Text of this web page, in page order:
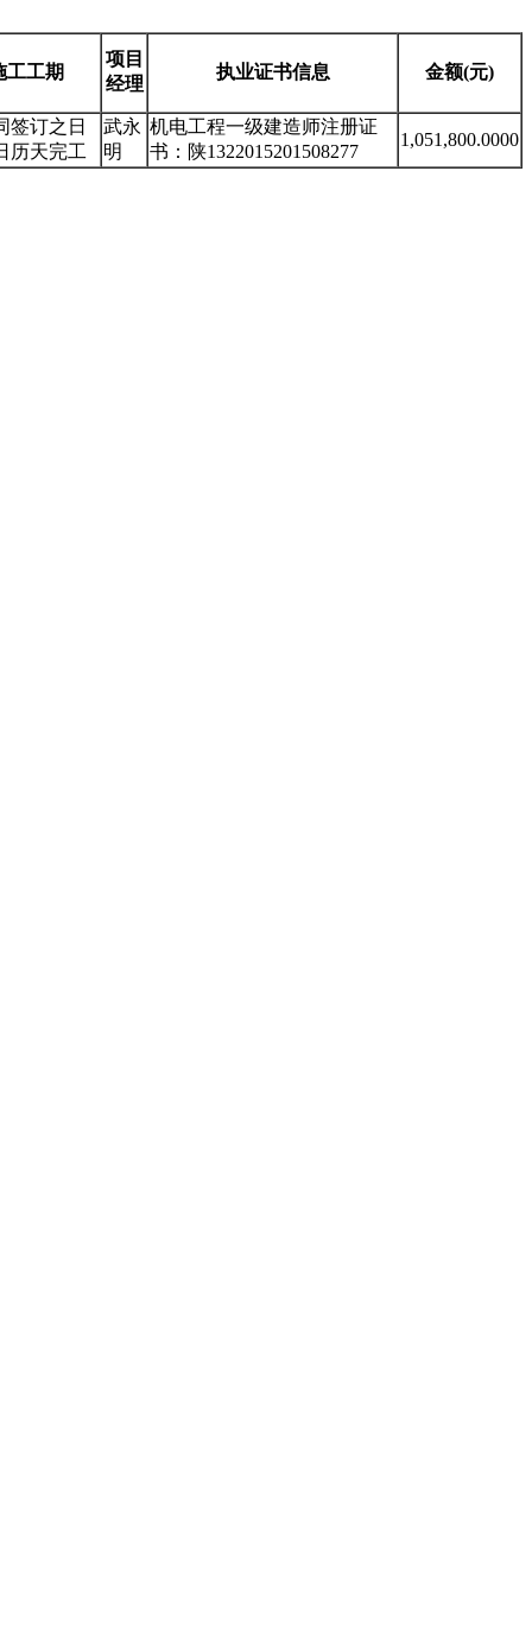
工工期
项目
经理
执业证书信息 金额(元)
签订之日
历天完工
武永
明
机电工程一级建造师注册证
书：陕1322015201508277
1,051,800.0000